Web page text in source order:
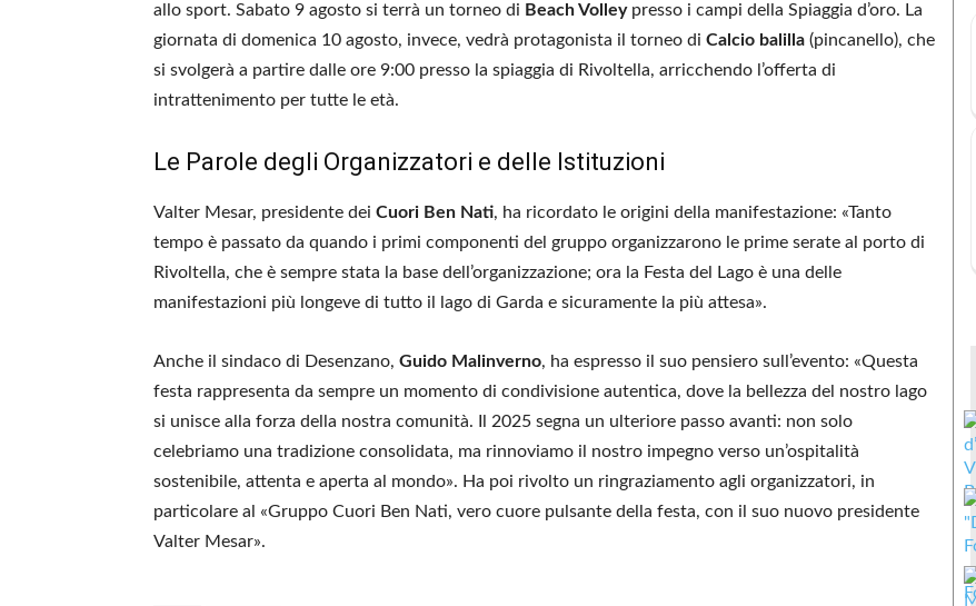
allo sport. Sabato 9 agosto si terrà un torneo di Beach Volleypresso i campi della Spiaggia d’oro. La
giornata di domenica 10 agosto, invece, vedrà protagonista il torneo di Calcio balilla (pincanello), che
si svolgerà a partire dalle ore 9:00 presso la spiaggia di Rivoltella, arricchendo l’offerta di
intrattenimento per tutte le età.
Le Parole degli Organizzatori e delle Istituzioni
Valter Mesar, presidente dei Cuori Ben Nati, ha ricordato le origini della manifestazione: «Tanto
tempo è passato da quando i primi componenti del gruppo organizzarono le prime serate al porto di
Rivoltella, che è sempre stata la base dell’organizzazione; ora la Festa del Lago è una delle
manifestazioni più longeve di tutto il lago di Garda e sicuramente la più attesa».
Anche il sindaco di Desenzano, Guido Malinverno, ha espresso il suo pensiero sull’evento: «Questa
festa rappresenta da sempre un momento di condivisione autentica, dove la bellezza del nostro lago
si unisce alla forza della nostra comunità. Il 2025 segna un ulteriore passo avanti: non solo
celebriamo una tradizione consolidata, ma rinnoviamo il nostro impegno verso un’ospitalità
sostenibile, attenta e aperta al mondo». Ha poi rivolto un ringraziamento agli organizzatori, in
particolare al «Gruppo Cuori Ben Nati, vero cuore pulsante della festa, con il suo nuovo presidente
Valter Mesar».